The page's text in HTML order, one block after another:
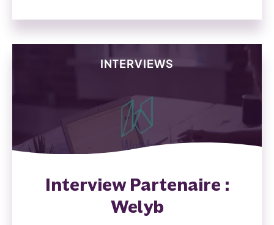
INTERVIEWS
Interview Partenaire :
Welyb